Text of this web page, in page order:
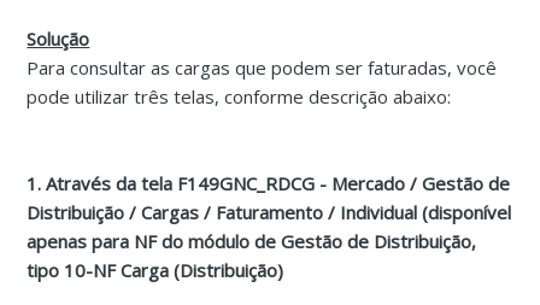
Solução
Para consultar as cargas que podem ser faturadas, você
pode utilizar três telas, conforme descrição abaixo:
1. Através da tela F149GNC_RDCG - Mercado / Gestão de
Distribuição / Cargas / Faturamento / Individual (disponível
apenas para NF do módulo de Gestão de Distribuição,
tipo 10-NF Carga (Distribuição)